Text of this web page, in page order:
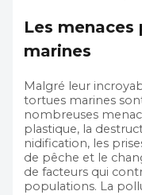
Les
marines
Malgré leur
tortues marines
nombreuses
plastique, la
nidification, les
de pêche et le
de facteurs qui
populations. La